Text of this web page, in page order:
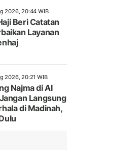
2026, 20:44 WIB
Beri Catatan
Layanan
2026, 20:21 WIB
Najma di Al
Langsung
di Madinah,